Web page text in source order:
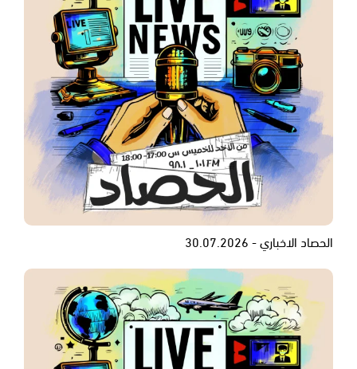
الحصاد الاخباري - 30.07.2026